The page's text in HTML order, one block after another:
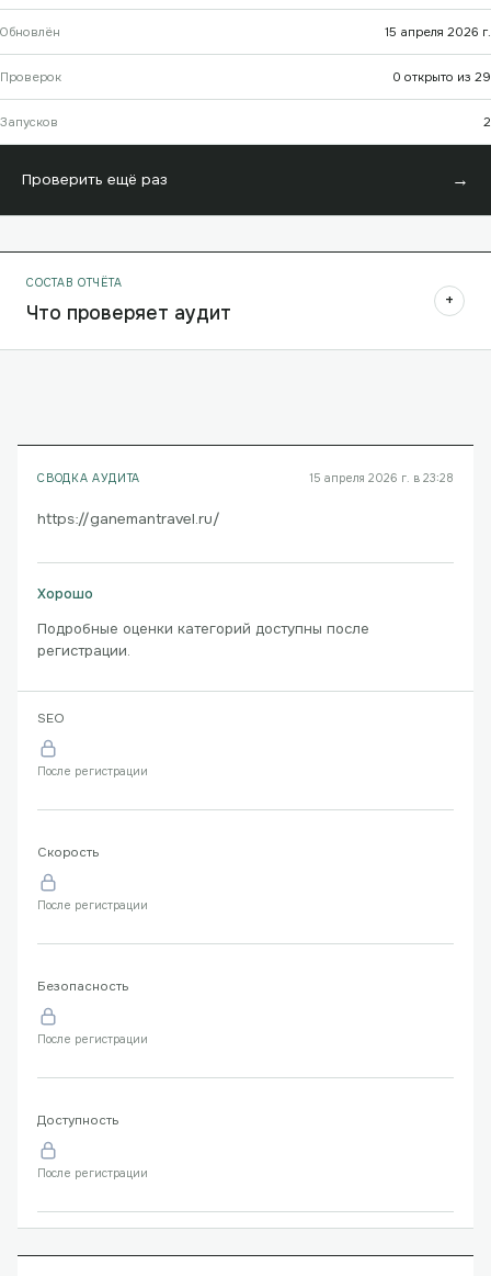
Обновлён 15 апреля 2026 г.
Проверок 0 открыто из 29
Запусков 2
Проверить ещё раз →
СОСТАВ ОТЧЁТА
Что проверяет аудит +
СВОДКА АУДИТА 15 апреля 2026 г. в 23:28
https://ganemantravel.ru/
Хорошо
Подробные оценки категорий доступны после
регистрации.
SEO
После регистрации
Скорость
После регистрации
Безопасность
После регистрации
Доступность
После регистрации